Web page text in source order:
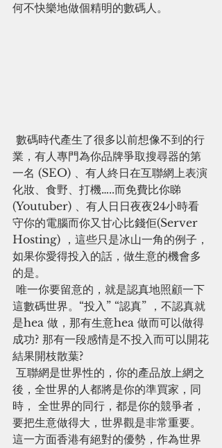
何不快樂地做個精明的數碼人。
業，有人專門為你品牌爭取搜尋器的第
一名 (SEO) 、有人終日在互聯網上表演
化妝、食野、打機…..而免費比你睇
(Youtuber) 、有人日日夜夜24小時看
守你的電腦而你又甘心比錢佢(Server
Hosting) ，這些只是冰山一角的例子，
如果你愛得投入的話，做生意的機會多
的是。
這數碼世界。“投入” “認真” ，不認真就
是hea 做，那有生意hea 做而可以做得
成功? 那有一段感情是不投入而可以開花
結果開枝散葉?
後，全世界的人都將是你的準買家，同
時， 全世界的同行，都是你的競爭者，
要把生意做得大，世界觀是非常重要。
這一方面香港有絕對的優勢，作為世界